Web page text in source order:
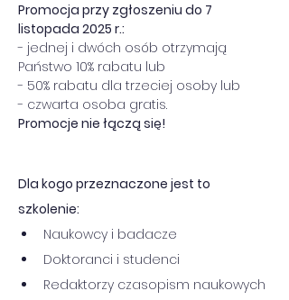
Promocja przy zgłoszeniu do 7
listopada 2025 r.:
- jednej i dwóch osób otrzymają
Państwo 10% rabatu lub
- 50% rabatu dla trzeciej osoby lub
- czwarta osoba gratis.
Promocje nie łączą się!
Dla kogo przeznaczone jest to
szkolenie:
Naukowcy i badacze
Doktoranci i studenci
Redaktorzy czasopism naukowych